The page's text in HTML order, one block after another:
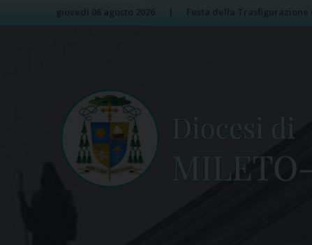
giovedì 06 agosto 2026 Festa della Trasfigurazione